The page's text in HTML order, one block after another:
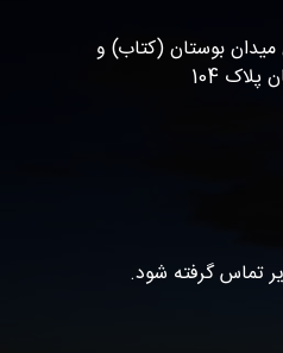
میدان بوستان (کتاب) و
104
تماس گرفته شود.